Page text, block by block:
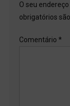
O seu
obrigatórios
Comentário *